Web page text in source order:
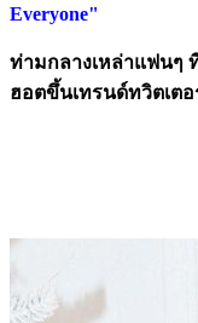
Everyone"
ท่ามกลางเหล่าแฟนๆ
ฮอตขึ้นเทรนด์ทวิตเต